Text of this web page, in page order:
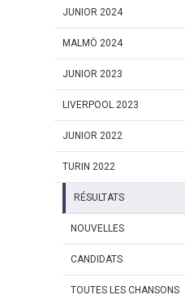
JUNIOR 2024
MALMÖ 2024
JUNIOR 2023
LIVERPOOL 2023
JUNIOR 2022
TURIN 2022
RÉSULTATS
NOUVELLES
CANDIDATS
TOUTES LES CHANSONS